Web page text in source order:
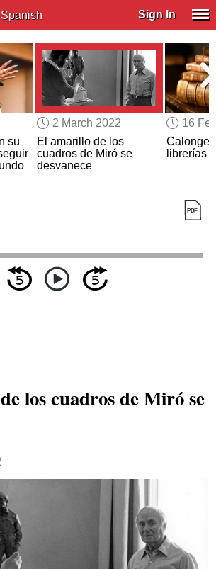
Sign In
su
2 March 2022
El amarillo de los
cuadros de Miró se
desvanece
16
Calonge,
librerías
los cuadros de Miró se